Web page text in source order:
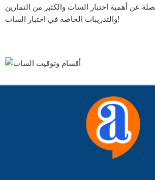
عن أهمية اختبار السات والكثير من التمارين
والتدريبات الخاصة في اختبار السات!